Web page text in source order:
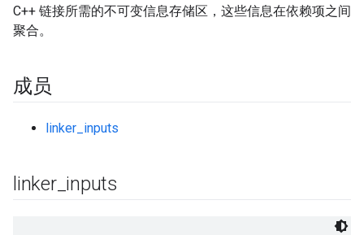
C++ 链接所需的不可变信息存储区，这些信息在依赖项之间
聚合。
成员
linker_inputs
linker_ inputs